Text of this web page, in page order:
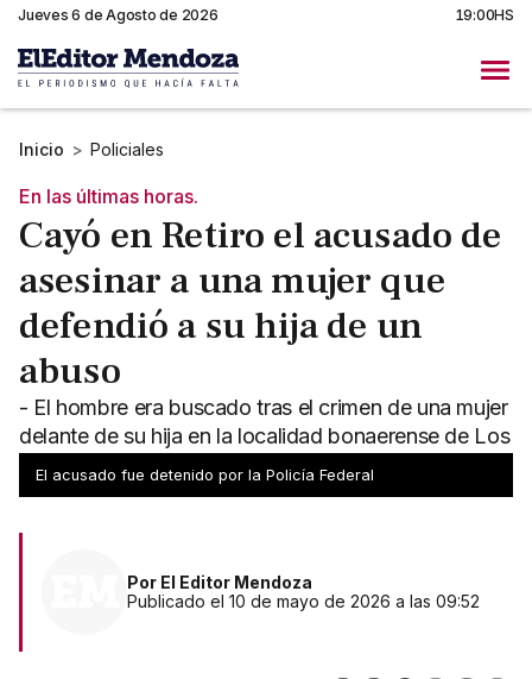
Jueves 6 de Agosto de 2026 19:00HS
Inicio > Policiales
En las últimas horas.
Cayó en Retiro el acusado de
asesinar a una mujer que
defendió a su hija de un
abuso
- El hombre era buscado tras el crimen de una mujer
delante de su hija en la localidad bonaerense de Los
Polvorines - Esta acusado por un femicidio
El acusado fue detenido por la Policía Federal
Por El Editor Mendoza
Publicado el 10 de mayo de 2026 a las 09:52